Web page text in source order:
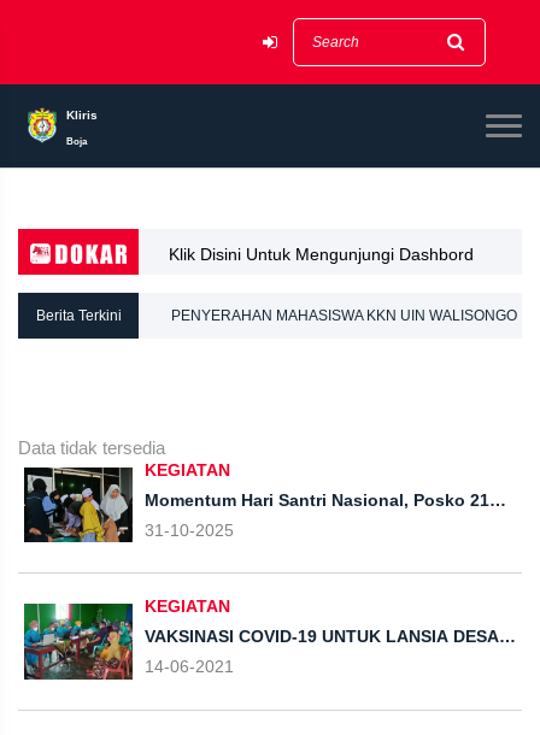
Kliris
Boja
Klik Disini Untuk Mengunjungi Dashbord
Berita Terkini PENYERAHAN MAHASISWA KKN UIN WALISONGO
Data tidak tersedia
KEGIATAN
Momentum Hari Santri Nasional, Posko 21
Lahirnya Generasi Santri Berprestasi.
31-10-2025
KEGIATAN
VAKSINASI COVID-19 UNTUK LANSIA DESA
KLIRIS
14-06-2021